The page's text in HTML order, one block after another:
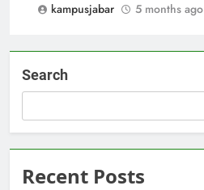
kampusjabar
5 months ago
Search
Recent Posts